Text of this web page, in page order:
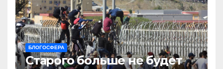
БЛОГОСФЕРА
Старого больше не будет